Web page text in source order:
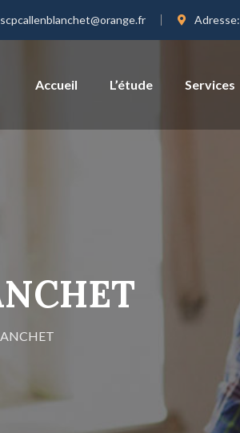
scpcallenblanchet@orange.fr Adresse:
Accueil L’étude Services